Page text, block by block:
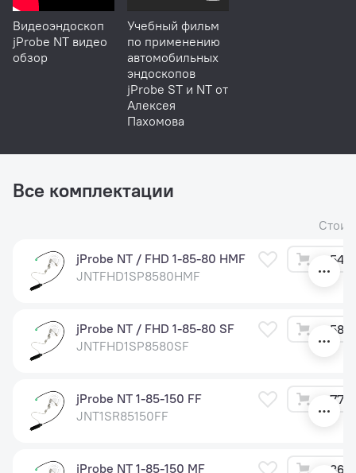
Видеоэндоскоп
jProbe NT видео
обзор
Учебный фильм
по применению
автомобильных
эндоскопов
jProbe ST и NT от
Алексея
Пахомова
Все комплектации
jProbe NT / FHD 1-85-80 HMF
JNTFHD1SP8580HMF
54
jProbe NT / FHD 1-85-80 SF
JNTFHD1SP8580SF
58
jProbe NT 1-85-150 FF
JNT1SR85150FF
77
jProbe NT 1-85-150 MF
86